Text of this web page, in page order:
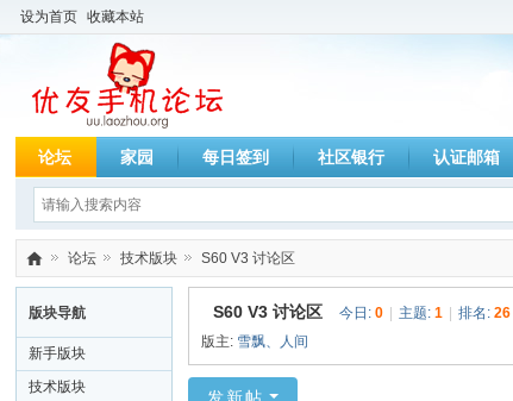
设为首页 收藏本站
论坛 家园 每日签到 社区银行 认证邮箱
优
手
»
论坛 技术版块 S60 V3 讨论区
版块导航
新手版块
技术版块
S60 V3 讨论区 今日:0 主题:1 排名:26
版主: 雪飘、人间